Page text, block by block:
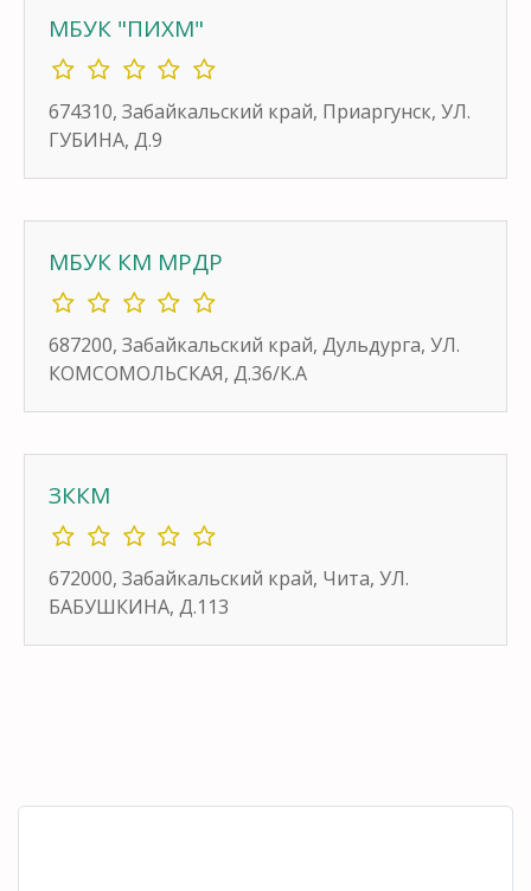
МБУК "ПИХМ"
674310, Забайкальский край, Приаргунск, УЛ.
ГУБИНА, Д.9
МБУК КМ МРДР
687200, Забайкальский край, Дульдурга, УЛ.
КОМСОМОЛЬСКАЯ, Д.36/К.А
ЗККМ
672000, Забайкальский край, Чита, УЛ.
БАБУШКИНА, Д.113